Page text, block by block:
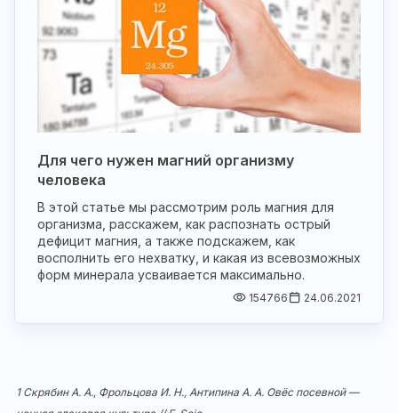
Для чего нужен магний организму
человека
В этой статье мы рассмотрим роль магния для
организма, расскажем, как распознать острый
дефицит магния, а также подскажем, как
восполнить его нехватку, и какая из всевозможных
форм минерала усваивается максимально.
154766 24.06.2021
1 Скрябин А. А., Фрольцова И. Н., Антипина А. А. Овёс посевной —